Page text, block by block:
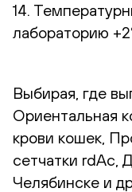
14.
лабораторию
Выбирая, где
Ориентальная
крови кошек,
сетчатки rdAc,
Челябинске и